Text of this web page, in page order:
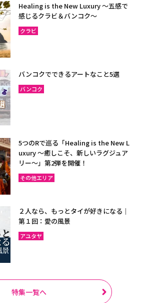
Healing is the New Luxury ～五感で
感じるクラビ＆バンコク～
クラビ
バンコクでできるアートなこと5選
バンコク
5つのRで巡る「Healing is the New L
uxury ～癒しこそ、新しいラグジュア
リー〜」第2弾を開催！
その他エリア
２人なら、もっとタイが好きになる｜
第１回：愛の風景
アユタヤ
特集一覧へ